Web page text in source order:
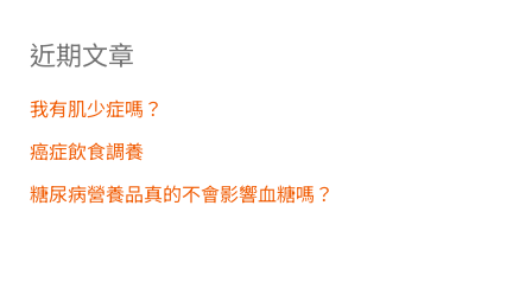
字
:
近期文章
我有肌少症嗎？
癌症飲食調養
糖尿病營養品真的不會影響血糖嗎？